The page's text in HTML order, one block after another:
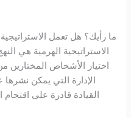
ما رأيك؟ هل تعمل
الاستراتيجية الهرمية هي
اختيار الأشخاص
الإدارة التي يمكن
القيادة قادرة على